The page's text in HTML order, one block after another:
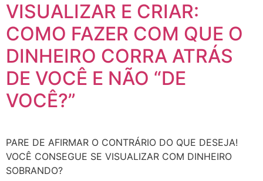
VISUALIZAR E CRIAR:
COMO FAZER COM QUE O
DINHEIRO CORRA ATRÁS
DE VOCÊ E NÃO “DE
VOCÊ?”
PARE DE AFIRMAR O CONTRÁRIO DO QUE DESEJA!
VOCÊ CONSEGUE SE VISUALIZAR COM DINHEIRO
SOBRANDO?